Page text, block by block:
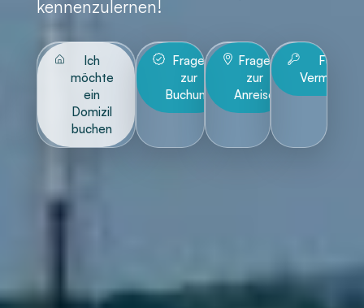
kennenzulernen!
Ich
möchte
ein
Domizil
buchen
Frage
zur
Buchung
Frage
zur
Anreise
Für
Vermieter